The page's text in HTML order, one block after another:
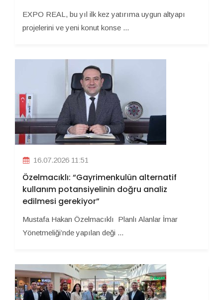
EXPO REAL, bu yıl ilk kez yatırıma uygun altyapı
projelerini ve yeni konut konse ...
16.07.2026 11:51
Özelmacıklı: “Gayrimenkulün alternatif
kullanım potansiyelinin doğru analiz
edilmesi gerekiyor”
Mustafa Hakan Özelmacıklı Planlı Alanlar İmar
Yönetmeliği’nde yapılan deği ...